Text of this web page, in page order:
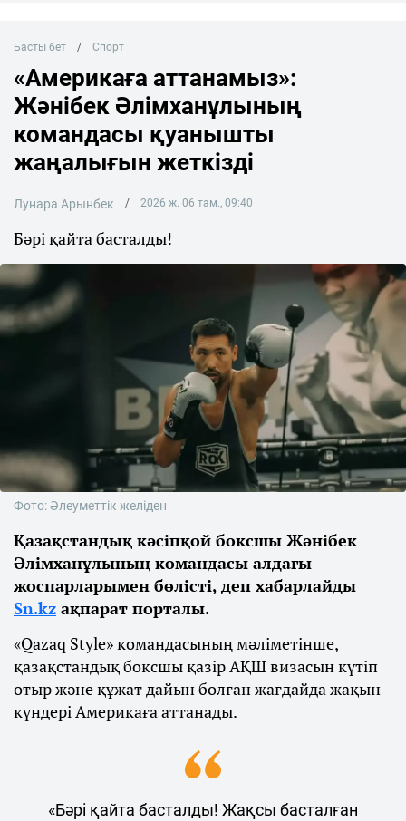
Басты бет Спорт
«Америкаға аттанамыз»:
Жәнібек Әлімханұлының
командасы қуанышты
жаңалығын жеткізді
Лунара Арынбек 2026 ж. 06 там., 09:40
Бәрі қайта басталды!
Фото: Әлеуметтік желіден
Қазақстандық кәсіпқой боксшы Жәнібек
Әлімханұлының командасы алдағы
жоспарларымен бөлісті, деп хабарлайды
Sn.kz ақпарат порталы.
«Qazaq Style» командасының мәліметінше,
қазақстандық боксшы қазір АҚШ визасын күтіп
отыр және құжат дайын болған жағдайда жақын
күндері Америкаға аттанады.
«Бәрі қайта басталды! Жақсы басталған